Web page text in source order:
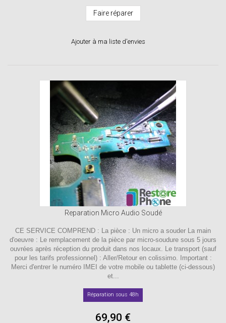
Faire réparer
Ajouter à ma liste d'envies
Reparation Micro Audio Soudé
CE SERVICE COMPREND : La pièce : Un micro a souder La main
d'oeuvre : Le remplacement de la pièce par micro-soudure sous 5 jours
ouvrées après réception du produit dans nos locaux. Le transport (sauf
pour les tarifs professionnel) : Aller/Retour en colissimo. Important :
Merci d'entrer le numéro IMEI de votre mobile ou tablette (ci-dessous)
et...
Réparation sous 48h
69,90 €